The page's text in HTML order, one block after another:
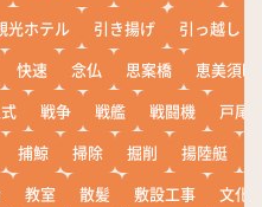
光ホテル 引き揚げ
引っ越し
快速 念仏 思案橋
恵美須町
戦争 戦艦 戦闘機
戸尾
捕鯨 掃除 掘削 揚陸艇
教室 散髪 敷設工事
文化